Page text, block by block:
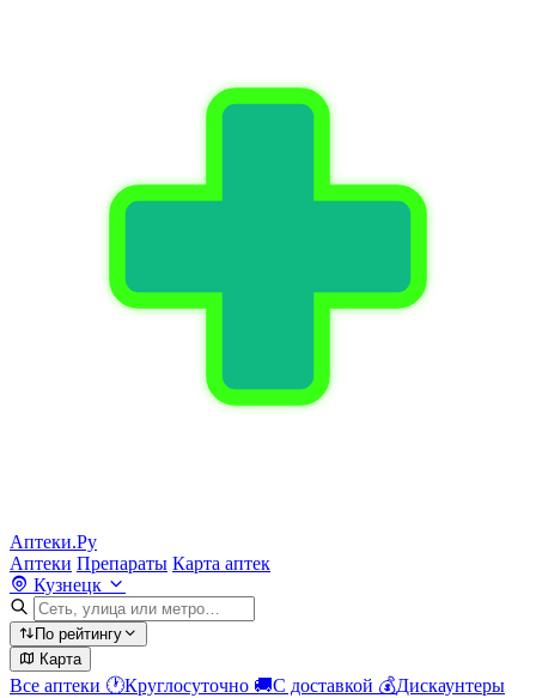
Аптеки.Ру
Аптеки Препараты Карта аптек
Кузнецк
По рейтингу
Карта
Все аптеки 🕐Круглосуточно 🚚С доставкой 💰Дискаунтеры